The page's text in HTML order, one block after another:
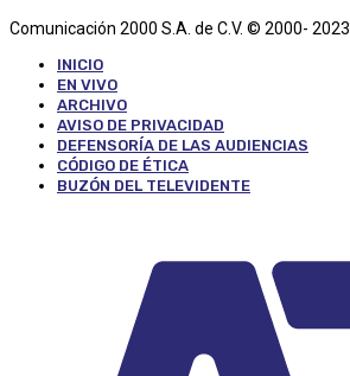
Comunicación 2000 S.A. de C.V. © 2000- 2023
INICIO
EN VIVO
ARCHIVO
AVISO DE PRIVACIDAD
DEFENSORÍA DE LAS AUDIENCIAS
CÓDIGO DE ÉTICA
BUZÓN DEL TELEVIDENTE